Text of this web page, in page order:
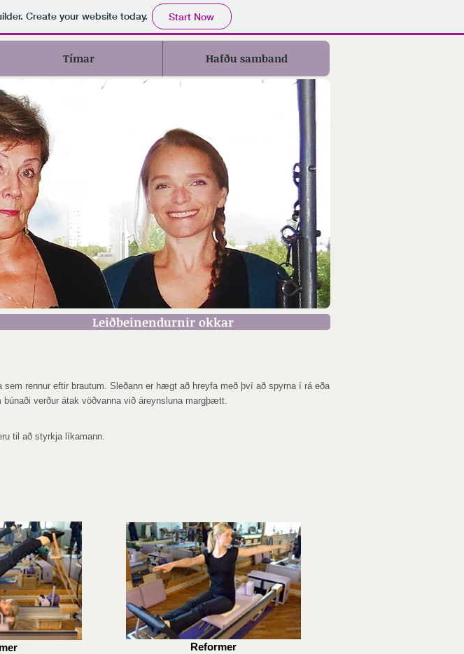
Create your website today. Start Now
Tímar Hafðu samband
rennur eftir brautum. Sleðann er hægt að hreyfa með því að spyrna í rá eða
verður átak vöðvanna við áreynsluna margþætt.
til að styrkja líkamann.
Leiðbeinendurnir okkar
Reformer